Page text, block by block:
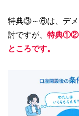
特典③～⑥は、デメ
討ですが、 特典①②
ところです。